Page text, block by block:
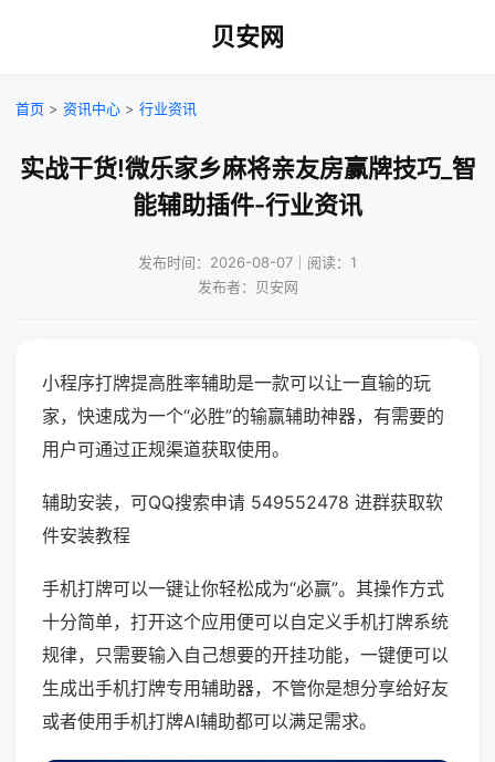
贝安网
首页 > 资讯中心 > 行业资讯
实战干货!微乐家乡麻将亲友房赢牌技巧_智
能辅助插件-行业资讯
发布时间：2026-08-07｜阅读：1
发布者：贝安网
小程序打牌提高胜率辅助是一款可以让一直输的玩
家，快速成为一个“必胜”的输赢辅助神器，有需要的
用户可通过正规渠道获取使用。
辅助安装，可QQ搜索申请 549552478 进群获取软
件安装教程
手机打牌可以一键让你轻松成为“必赢”。其操作方式
十分简单，打开这个应用便可以自定义手机打牌系统
规律，只需要输入自己想要的开挂功能，一键便可以
生成出手机打牌专用辅助器，不管你是想分享给好友
或者使用手机打牌AI辅助都可以满足需求。